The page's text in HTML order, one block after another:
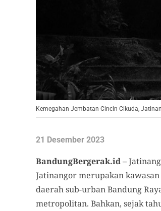
Kemegahan Jembatan Cincin Cikuda,
21 Desember 2023
BandungBergerak.id–
Jatinangor merupakan
daerah sub-urban Bandung
metropolitan. Bahkan, sejak